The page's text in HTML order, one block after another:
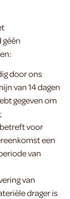
door ons
van 14 dagen
gegeven om
voor
een
van
van
drager is